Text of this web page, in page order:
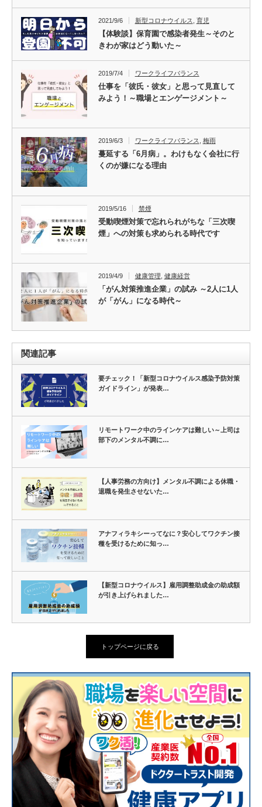
2021/9/6 新型コロナウイルス 育児
【体験談】保育園で感染者発生～そのと
きわが家はどう動いた～
2019/7/4 ワークライフバランス
仕事を「彼氏・彼女」と思って見直して
みよう！～職場とエンゲージメント～
2019/6/3 ワークライフバランス 梅雨
蔓延する「6月病」。わけもなく会社に行
くのが嫌になる理由
2019/5/16 禁煙
受動喫煙対策で忘れられがちな「三次喫
煙」への対策も求められる時代です
2019/4/9 健康管理 健康経営
「がん対策推進企業」の試み ～2人に1人
が「がん」になる時代～
関連記事
要チェック！「新型コロナウイルス感染予防対策
ガイドライン」が発表…
リモートワーク中のラインケアは難しい～上司は
部下のメンタル不調に…
【人事労務の方向け】メンタル不調による休職・
退職を発生させないた…
アナフィラキシーってなに？安心してワクチン接
種を受けるために知っ…
【新型コロナウイルス】雇用調整助成金の助成額
が引き上げられました…
トップページに戻る